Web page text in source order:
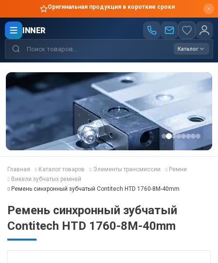
Оригинальная продукция в короткие сроки
INNER
Каталог
Главная Каталог товаров Элементы трансмиссии
Ремни
Викели зубчатых ремней
Ремень синхронный зубчатый Contitech HTD 1760-8M-40mm
Ремень синхронный зубчатый
Contitech HTD 1760-8M-40mm